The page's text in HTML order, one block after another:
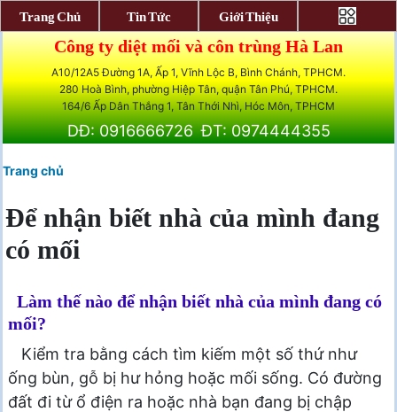
Công ty diệt mối và côn trùng Hà Lan
A10/12A5 Đường 1A, Ấp 1, Vĩnh Lộc B, Bình Chánh, TPHCM.
280 Hoà Bình, phường Hiệp Tân, quận Tân Phú, TPHCM.
164/6 Ấp Dân Thắng 1, Tân Thới Nhì, Hóc Môn, TPHCM
DĐ: 0916666726 ĐT: 0974444355
Trang chủ
Để nhận biết nhà của mình đang
có mối
Làm thế nào để nhận biết nhà của mình đang có
mối?
Kiểm tra bằng cách tìm kiếm một số thứ như
ống bùn, gỗ bị hư hỏng hoặc mối sống. Có đường
đất đi từ ổ điện ra hoặc nhà bạn đang bị chập
Trang Chủ Tin Tức Giới Thiệu